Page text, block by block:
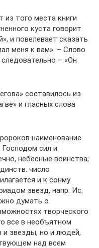
из того места книги
куста говорит
и повелевает сказать
меня к вам». – Слово
– «Он
составилось из
и гласных слова
наименование
сил и
небесные воинства;
число
и к сонму
звезд, напр. Ис.
думать о
творческого
все в необъятном
и звезды, но и людей,
над всем